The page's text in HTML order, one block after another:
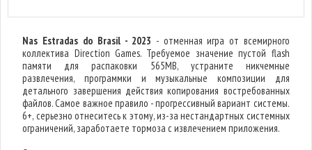
Nas Estradas do Brasil - 2023 - отменная игра от всемирного
коллектива Direction Games. Требуемое значение пустой flash
памяти для распаковки 565MB, устраните никчемные
развлечения, программки и музыкальные композиции для
детального завершения действия копирования востребованных
файлов. Самое важное правило - прогрессивный вариант системы.
6+, серьезно отнеситесь к этому, из-за нестандартных системных
ограничений, заработаете тормоза с извлечением приложения.